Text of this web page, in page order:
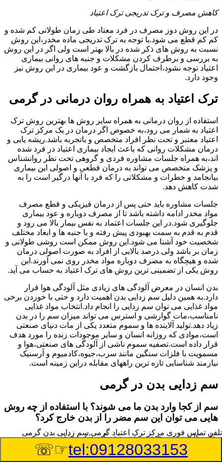
کاهش مصرف و ترک تدریجی ترک اعتیاد
در این روش دوز مصرف در فرد معتاد طی زمان طولانی کم شده و
کم کم قطع می شود.با توجه به ترک تدریجی ماده مخدر،این روش
نسبت به روش های ذکر شده در بالا بهتر است ولی اگر در این روش
به بررسی و برطرف کردن مشکلات و جنبه های روانی بیماری
اعتیاد توجه نشود،احتمال بازگشت و عود بیماری در این روش نیز
وجود دارد.
ترک اعتیاد به همراه روان درمانی در گرمی
استفاده از روان درمانی به همراه سایر روش ها بهترین روش ترک
اعتیاد به شمار می رود،به خصوص اگر درمان در یک مرکز ترک
اعتیاد معتبر و تحت نظر افراد متخصص و باتجربه باشد.ریشه یابی و
درمان مشکلات روانی که باعث ایجاد بیماری اعتیاد در فرد شده
اند،به همراه جلسات مشاوره فردی و گروهی تحت نظر روانشناس
و پزشک متخصص می تواند به درمان قطعی و اصولی این بیماری
بیانجامد و خطرات و مشکلاتی را که فرد با آنها درگیر است را به
شدت کاهش دهد.
جلسات مشاوره باید حتی پس از درمان فیزیکی و قطع مصرف
مواد مخدر ادامه داشته باشد تا از مصرف دوباره و عود بیماری
جلوگیری شود.در این جلسات اعتماد به نفس بیمار بالا می رود و
قدم به قدم به سمت بهبودی پیش رفته و با جنبه ها و ابعاد مختلف
شخصیت خود آشنا می شود.این روش ممکن است روشی طولانی و
زمان بر باشد ولی درصد بالایی از افراد به صورت اصولی درمان
شده و هیچگاه به مصرف دوباره مواد مخدر روی نمی آورند.این
روش یکی از تضمینی ترین روش های ترک اعتیاد به حساب می آید.
بدن انسان در معرض آلودگی های زیادی مثل آلودگی هوا قرار
دارد.به همین دلیل سم زدایی بدن اهمیت دارد و حتی با خوردن برخی
مواد غذایی می توان سم زدایی را انجام داد.انتخاب مواد غذایی
نامناسب،مات گوارشی و استرس می تواند میزان سم را در بدن
زیاد دهد.تولید آلاینده ها و سموم متعدد یکی از مات دنیای صنعتی
است،موادی که روزانه انسان و سایر موجودات زنده را مورد هدف
قرار داده است.تصفیه سموم ناشی از آلودگی های صنعتی،هوا و
مسمویت با فلزات سنگین مانند سرب،جیوه،کادمیوم و آرسنیک
نیازمند شناسایی تازه ترین راههای مقابله دراین زمینه است.
سم زدایی بدن در گرمی
سم از کجا وارد بدن ما می شوند؟ با استفاده از چه روش
هایی می توان این سم مضر را از بدن خارج کرد؟
بطور کلی سم موجود در بدن به دو گروه عمده تقسیم می
شوند.بخش بزرگی از این سموم مثل مواد به جا مانده از سموم
گیاهی و آفت کش ها،فلزات سنگین ناشی از آلودگی هوا،انواع
تلفن تماس فوری مرکز ترک اعتیاد گرمی,سم زدایی بدن گرمی
tel:09128033153
☞☏